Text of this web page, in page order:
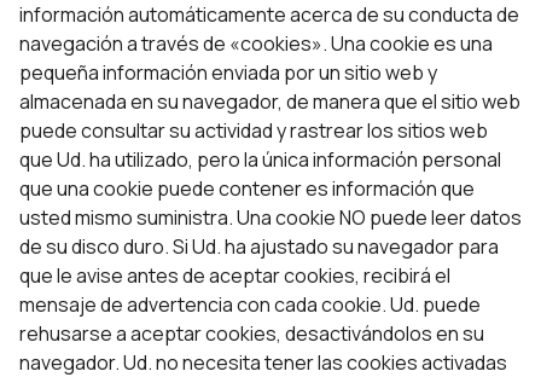
información automáticamente acerca de su conducta de
navegación a través de «cookies». Una cookie es una
pequeña información enviada por un sitio web y
almacenada en su navegador, de manera que el sitio web
puede consultar su actividad y rastrear los sitios web
que Ud. ha utilizado, pero la única información personal
que una cookie puede contener es información que
usted mismo suministra. Una cookie NO puede leer datos
de su disco duro. Si Ud. ha ajustado su navegador para
que le avise antes de aceptar cookies, recibirá el
mensaje de advertencia con cada cookie. Ud. puede
rehusarse a aceptar cookies, desactivándolos en su
navegador. Ud. no necesita tener las cookies activadas